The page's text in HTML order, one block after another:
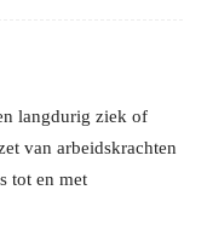
langdurig ziek of
van arbeidskrachten
tot en met